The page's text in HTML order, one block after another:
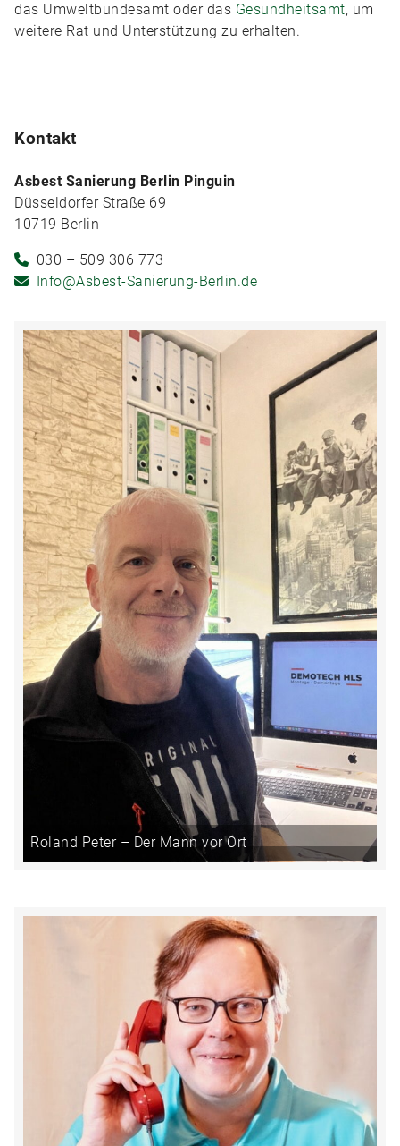
das Umweltbundesamt oder das Gesundheitsamt, um
weitere Rat und Unterstützung zu erhalten.
Kontakt
Asbest Sanierung Berlin Pinguin
Düsseldorfer Straße 69
10719 Berlin
030 – 509 306 773
Info@Asbest-Sanierung-Berlin.de
Roland Peter – Der Mann vor Ort